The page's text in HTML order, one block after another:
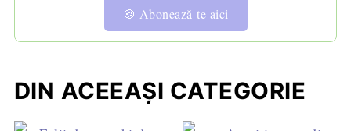
🍪 Abonează-te aici
DIN ACEEAȘI CATEGORIE